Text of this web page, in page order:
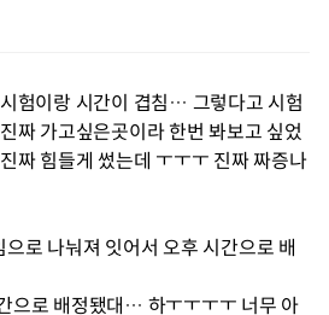
험이랑 시간이 겹침… 그렇다고 시험
짜 가고싶은곳이라 한번 봐보고 싶었
짜 힘들게 썼는데 ㅜㅜㅜ 진짜 짜증나
로 나눠져 잇어서 오후 시간으로 배
으로 배정됐대… 하ㅜㅜㅜㅜ 너무 아